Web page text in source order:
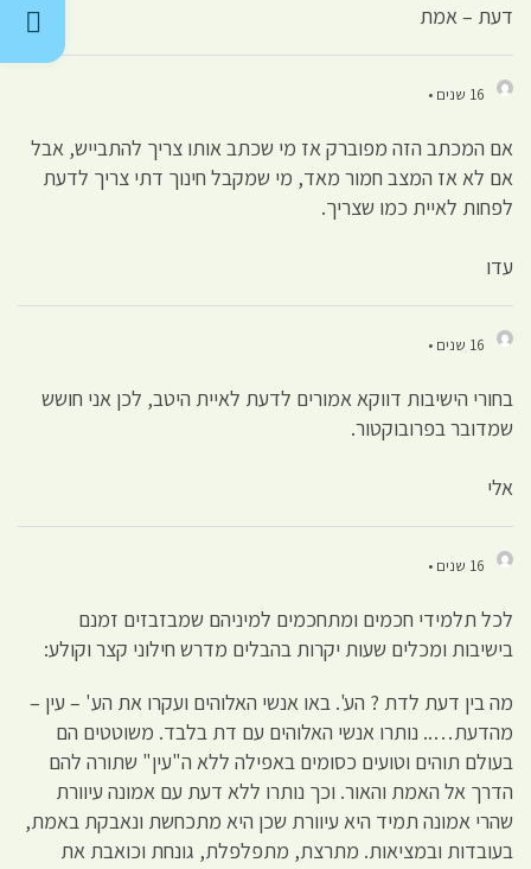
דעת – אמת
16 שנים •
אם המכתב הזה מפוברק אז מי שכתב אותו צריך להתבייש, אבל
אם לא אז המצב חמור מאד, מי שמקבל חינוך דתי צריך לדעת
לפחות לאיית כמו שצריך.
עדו
16 שנים •
בחורי הישיבות דווקא אמורים לדעת לאיית היטב, לכן אני חושש
שמדובר בפרובוקטור.
אלי
16 שנים •
לכל תלמידי חכמים ומתחכמים למיניהם שמבזבזים זמנם
בישיבות ומכלים שעות יקרות בהבלים מדרש חילוני קצר וקולע:
מה בין דעת לדת ? הע'. באו אנשי האלוהים ועקרו את הע' – עין –
מהדעת….. נותרו אנשי האלוהים עם דת בלבד. משוטטים הם
בעולם תוהים וטועים כסומים באפילה ללא ה"עין" שתורה להם
הדרך אל האמת והאור. וכך נותרו ללא דעת עם אמונה עיוורת
שהרי אמונה תמיד היא עיוורת שכן היא מתכחשת ונאבקת באמת,
בעובדות ובמציאות. מתרצת, מתפלפלת, גונחת וכואבת את